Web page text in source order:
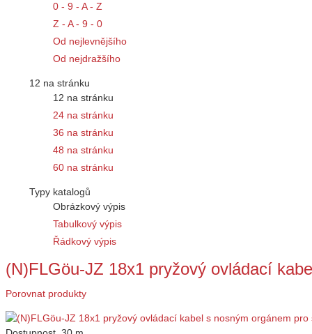
0 - 9 - A - Z
Z - A - 9 - 0
Od nejlevnějšího
Od nejdražšího
12 na stránku
12 na stránku
24 na stránku
36 na stránku
48 na stránku
60 na stránku
Typy katalogů
Obrázkový výpis
Tabulkový výpis
Řádkový výpis
(N)FLGöu-JZ 18x1 pryžový ovládací
Porovnat produkty